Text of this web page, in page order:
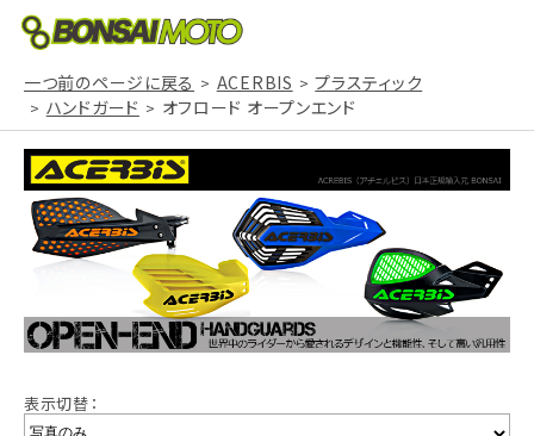
一つ前のページに戻る ACERBIS
プラスティック
ハンドガード
オフロード オープンエンド
表示切替：